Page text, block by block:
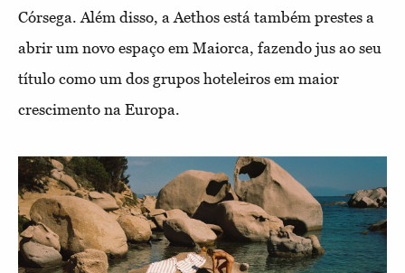
Córsega. Além disso, a Aethos está também prestes a
abrir um novo espaço em Maiorca, fazendo jus ao seu
título como um dos grupos hoteleiros em maior
crescimento na Europa.